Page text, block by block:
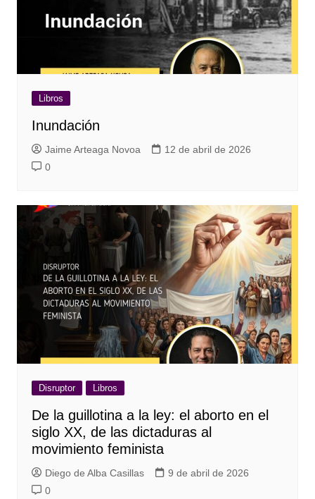
Libros
Inundación
Jaime Arteaga Novoa
12 de abril de 2026
0
Disruptor Libros
De la guillotina a la ley: el aborto en el
siglo XX, de las dictaduras al
movimiento feminista
Diego de Alba Casillas
9 de abril de 2026
0